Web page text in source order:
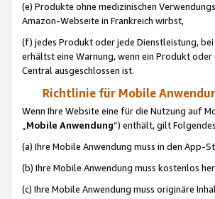
(e) Produkte ohne medizinischen
Amazon-Webseite in Frankreich wirbst,
(f) jedes Produkt oder jede Dienstleistung,
erhältst eine Warnung, wenn ein Produkt
Central ausgeschlossen ist.
Richtlinie für Mobile
Wenn Ihre Website eine für die Nutzung auf
„Mobile Anwendung“) enthält, gilt
(a) Ihre Mobile Anwendung muss in den
(b) Ihre Mobile Anwendung muss kostenlos
(c) Ihre Mobile Anwendung muss originäre